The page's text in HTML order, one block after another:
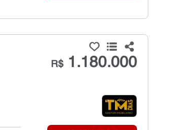
R$1.180.000